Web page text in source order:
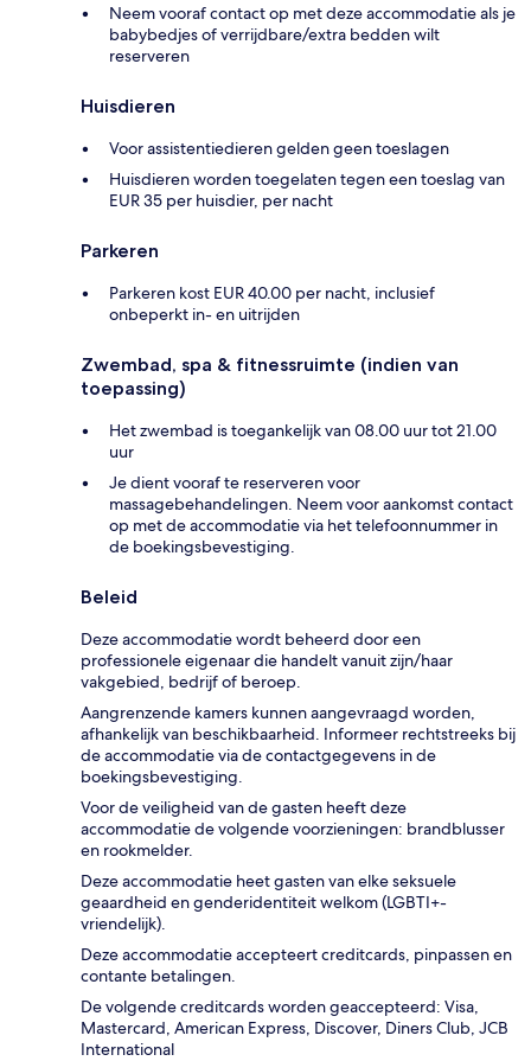
Neem vooraf contact op met deze accommodatie als je
babybedjes of verrijdbare/extra bedden wilt
reserveren
Huisdieren
Voor assistentiedieren gelden geen toeslagen
Huisdieren worden toegelaten tegen een toeslag van
EUR 35 per huisdier, per nacht
Parkeren
Parkeren kost EUR 40.00 per nacht, inclusief
onbeperkt in- en uitrijden
Zwembad, spa & fitnessruimte (indien van
toepassing)
Het zwembad is toegankelijk van 08.00 uur tot 21.00
uur
Je dient vooraf te reserveren voor
massagebehandelingen. Neem voor aankomst contact
op met de accommodatie via het telefoonnummer in
de boekingsbevestiging.
Beleid
Deze accommodatie wordt beheerd door een
professionele eigenaar die handelt vanuit zijn/haar
vakgebied, bedrijf of beroep.
Aangrenzende kamers kunnen aangevraagd worden,
afhankelijk van beschikbaarheid. Informeer rechtstreeks bij
de accommodatie via de contactgegevens in de
boekingsbevestiging.
Voor de veiligheid van de gasten heeft deze
accommodatie de volgende voorzieningen: brandblusser
en rookmelder.
Deze accommodatie heet gasten van elke seksuele
geaardheid en genderidentiteit welkom (LGBTI+-
vriendelijk).
Deze accommodatie accepteert creditcards, pinpassen en
contante betalingen.
De volgende creditcards worden geaccepteerd: Visa,
Mastercard, American Express, Discover, Diners Club, JCB
International